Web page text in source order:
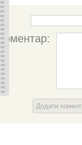
Ім'я:
Коментар:
Додати